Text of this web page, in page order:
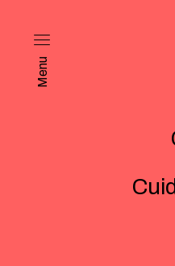
Menu